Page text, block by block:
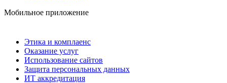
Мобильное приложение
Этика и комплаенс
Оказание услуг
Использование сайтов
Защита персональных данных
ИТ аккредитация